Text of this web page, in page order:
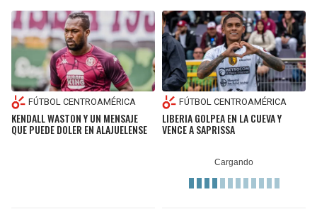
FÚTBOL CENTROAMÉRICA
KENDALL WASTON Y UN MENSAJE
QUE PUEDE DOLER EN ALAJUELENSE
FÚTBOL CENTROAMÉRICA
LIBERIA GOLPEA EN LA CUEVA Y
VENCE A SAPRISSA